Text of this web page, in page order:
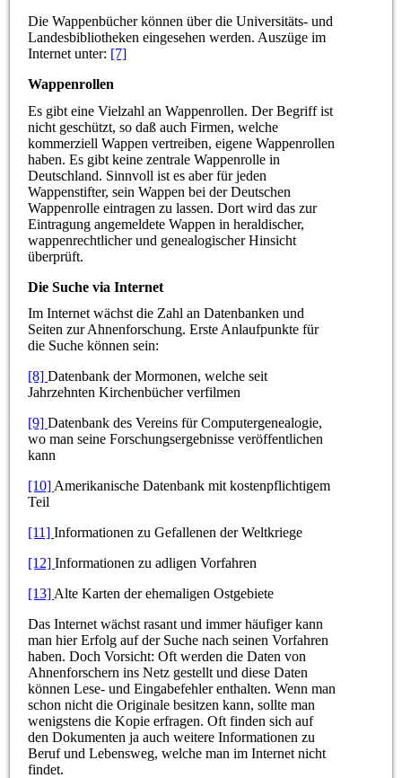
Die Wappenbücher können über die Universitäts- und
Landesbibliotheken eingesehen werden. Auszüge im
Internet unter: [7]
Wappenrollen
Es gibt eine Vielzahl an Wappenrollen. Der Begriff ist
nicht geschützt, so daß auch Firmen, welche
kommerziell Wappen vertreiben, eigene Wappenrollen
haben. Es gibt keine zentrale Wappenrolle in
Deutschland. Sinnvoll ist es aber für jeden
Wappenstifter, sein Wappen bei der Deutschen
Wappenrolle eintragen zu lassen. Dort wird das zur
Eintragung angemeldete Wappen in heraldischer,
wappenrechtlicher und genealogischer Hinsicht
überprüft.
Die Suche via Internet
Im Internet wächst die Zahl an Datenbanken und
Seiten zur Ahnenforschung. Erste Anlaufpunkte für
die Suche können sein:
[8]Datenbank der Mormonen, welche seit
Jahrzehnten Kirchenbücher verfilmen
[9]Datenbank des Vereins für Computergenealogie,
wo man seine Forschungsergebnisse veröffentlichen
kann
[10] Amerikanische Datenbank mit kostenpflichtigem
Teil
[11]Informationen zu Gefallenen der Weltkriege
[12]Informationen zu adligen Vorfahren
[13] Alte Karten der ehemaligen Ostgebiete
Das Internet wächst rasant und immer häufiger kann
man hier Erfolg auf der Suche nach seinen Vorfahren
haben. Doch Vorsicht: Oft werden die Daten von
Ahnenforschern ins Netz gestellt und diese Daten
können Lese- und Eingabefehler enthalten. Wenn man
schon nicht die Originale besitzen kann, sollte man
wenigstens die Kopie erfragen. Oft finden sich auf
den Dokumenten ja auch weitere Informationen zu
Beruf und Lebensweg, welche man im Internet nicht
findet.